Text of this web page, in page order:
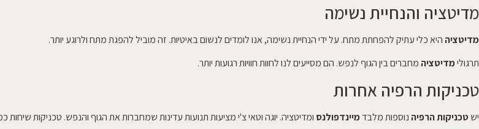
מדיטציה והנחיית נשימה
מדיטציה היא כלי עתיק להפחתת מתח. על ידי הנחיית נשימה, אנו לומדים לנשום באיטיות. זה מוביל להפגת מתח ולרוגע יותר.
תרגולימדיטציה מחברים בין הגוף לנפש. הם מסייעים לנו לחוות חוויות רגועות יותר.
טכניקות הרפיה אחרות
ישטכניקות הרפיה נוספות מלבדמיינדפולנס ומדיטציה. יוגה וטאי צ'י מציעות תנועות עדינות שמחברות את הגוף והנפש. טכניקות